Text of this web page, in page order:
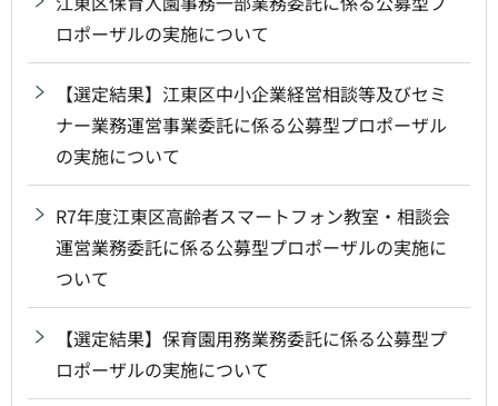
ロポーザルの実施について
【選定結果】江東区中小企業経営相談等及びセミ
ナー業務運営事業委託に係る公募型プロポーザル
の実施について
R7年度江東区高齢者スマートフォン教室・相談会
運営業務委託に係る公募型プロポーザルの実施に
ついて
【選定結果】保育園用務業務委託に係る公募型プ
ロポーザルの実施について